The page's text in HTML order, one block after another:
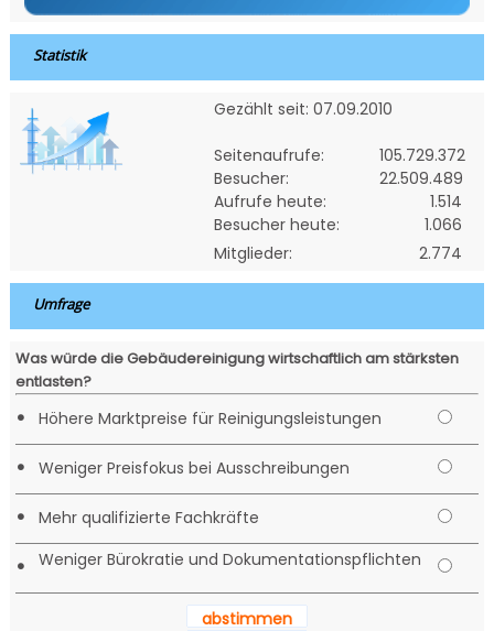
Statistik
Gezählt seit: 07.09.2010
Seitenaufrufe:
105.729.372
Besucher:
22.509.489
Aufrufe heute:
1.514
Besucher heute:
1.066
Mitglieder:
2.774
Umfrage
Was würde die Gebäudereinigung wirtschaftlich am stärksten
entlasten?
• Höhere Marktpreise für Reinigungsleistungen
• Weniger Preisfokus bei Ausschreibungen
• Mehr qualifizierte Fachkräfte
• Weniger Bürokratie und Dokumentationspflichten
abstimmen